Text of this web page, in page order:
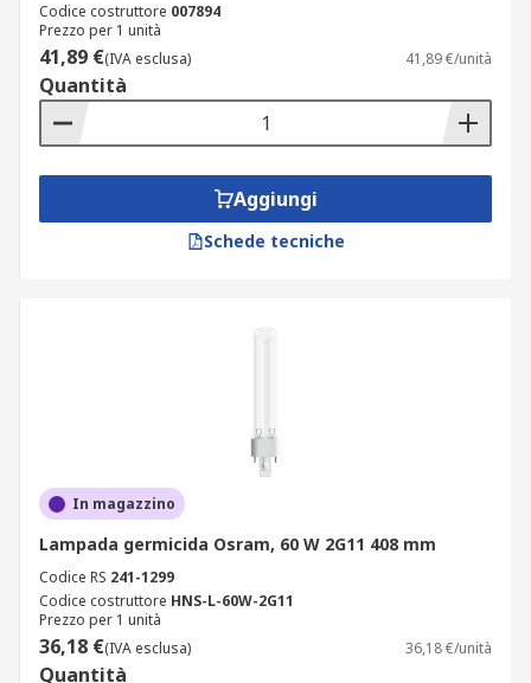
Codice costruttore 007894
Prezzo per 1 unità
41,89 €(IVA esclusa) 41,89 €/unità
Quantità
Aggiungi
Schede tecniche
In magazzino
Lampada germicida Osram, 60 W 2G11 408 mm
Codice RS 241-1299
Codice costruttore HNS-L-60W-2G11
Prezzo per 1 unità
36,18 €(IVA esclusa) 36,18 €/unità
Quantità